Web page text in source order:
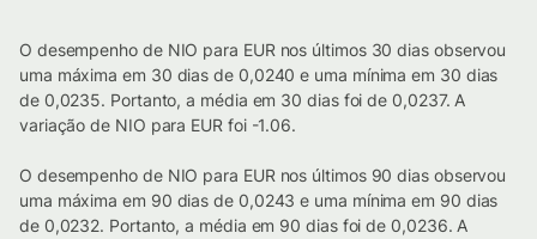
O desempenho de NIO para EUR nos últimos 30 dias observou
uma máxima em 30 dias de 0,0240 e uma mínima em 30 dias
de 0,0235. Portanto, a média em 30 dias foi de 0,0237. A
variação de NIO para EUR foi -1.06.
O desempenho de NIO para EUR nos últimos 90 dias observou
uma máxima em 90 dias de 0,0243 e uma mínima em 90 dias
de 0,0232. Portanto, a média em 90 dias foi de 0,0236. A